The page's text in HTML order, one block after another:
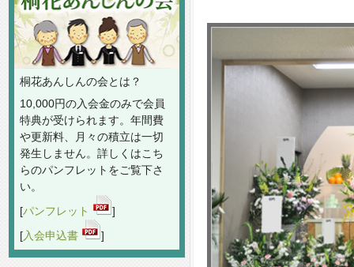
桐花あんしんの会とは？
10,000円の入会金のみで会員
特典が受けられます。年間費
や更新料、月々の積立は一切
発生しません。詳しくはこち
らのパンフレットをご覧下さ
い。
[パンフレット
]
[入会申込書 ]